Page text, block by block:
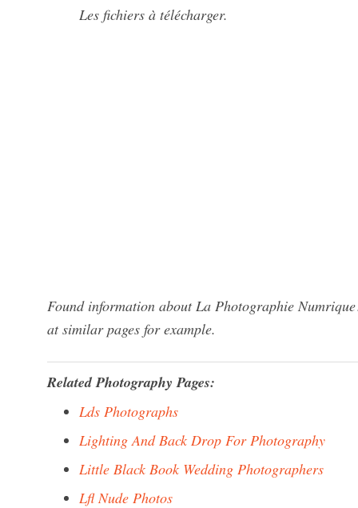
Les fichiers à télécharger.
Found information about La Photographie
at similar pages for example.
Related Photography Pages:
Lds Photographs
Lighting And Back Drop For Photography
Little Black Book Wedding Photographers
Lfl Nude Photos